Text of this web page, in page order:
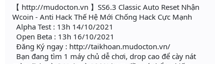
【 http://mudocton.vn 】SS6.3 Classic Auto Reset Nhận
Wcoin - Anti Hack Thế Hệ Mới Chống Hack Cực Mạnh
Alpha Test : 13h 14/10/2021
Open Beta : 13h 16/10/2021
Đăng Ký ngay : http://taikhoan.mudocton.vn/
Bạn đang tìm 1 máy chủ dễ chơi, drop cao để cày nát